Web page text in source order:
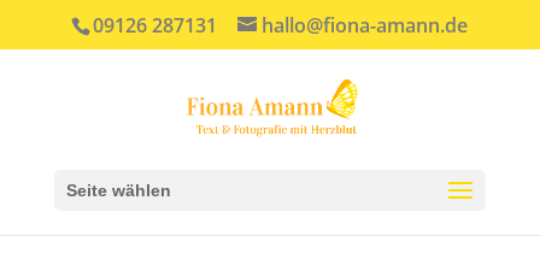
09126 287131 hallo@fiona-amann.de
Seite wählen